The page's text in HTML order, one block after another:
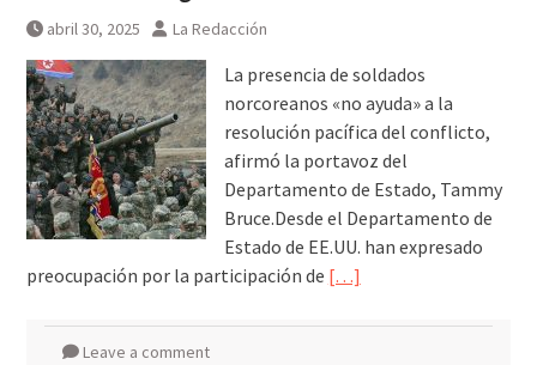
abril 30, 2025 La Redacción
La presencia de soldados
norcoreanos «no ayuda» a la
resolución pacífica del conflicto,
afirmó la portavoz del
Departamento de Estado, Tammy
Bruce.Desde el Departamento de
Estado de EE.UU. han expresado
preocupación por la participación de […]
Leave a comment